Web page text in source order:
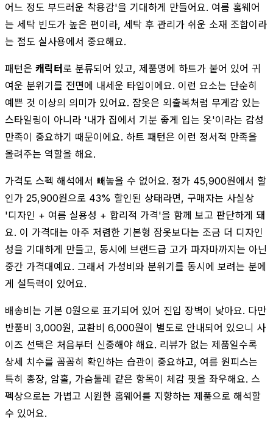
어느 정도 부드러운 착용감'을 기대하게 만들어요. 여름 홈웨어
는 세탁 빈도가 높은 편이라, 세탁 후 관리가 쉬운 소재 조합이라
는 점도 실사용에서 중요해요.
패턴은 캐릭터로 분류되어 있고, 제품명에 하트가 붙어 있어 귀
여운 분위기를 전면에 내세운 타입이에요. 이런 요소는 단순히
예쁜 것 이상의 의미가 있어요. 잠옷은 외출복처럼 무게감 있는
스타일링이 아니라 '내가 집에서 기분 좋게 입는 옷'이라는 감성
만족이 중요하기 때문이에요. 하트 패턴은 이런 정서적 만족을
올려주는 역할을 해요.
가격도 스펙 해석에서 빼놓을 수 없어요. 정가 45,900원에서 할
인가 25,900원으로 43% 할인된 상태라면, 구매자는 사실상
'디자인 + 여름 실용성 + 합리적 가격'을 함께 보고 판단하게 돼
요. 이 가격대는 아주 저렴한 기본형 잠옷보다는 조금 더 디자인
성을 기대하게 만들고, 동시에 브랜드급 고가 파자마까지는 아닌
중간 가격대예요. 그래서 가성비와 분위기를 동시에 보려는 분에
게 설득력이 있어요.
배송비는 기본 0원으로 표기되어 있어 진입 장벽이 낮아요. 다만
반품비 3,000원, 교환비 6,000원이 별도로 안내되어 있으니 사
이즈 선택은 처음부터 신중해야 해요. 리뷰가 없는 제품일수록
상세 치수를 꼼꼼히 확인하는 습관이 중요하고, 여름 원피스는
특히 총장, 암홀, 가슴둘레 같은 항목이 체감 핏을 좌우해요. 스
펙상으로는 가볍고 시원한 홈웨어를 지향하는 제품으로 해석할
수 있어요.